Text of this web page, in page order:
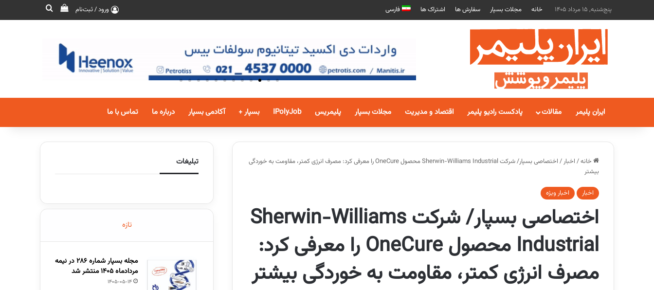
پنج‌شنبه, 15 مرداد 1405 خانه مجلات بسپار سفارش ها اشتراک ها فارسی ورود / ثبت‌نام
ایران پلیمر مقالات پادکست رادیو پلیمر اقتصاد و مدیریت مجلات بسپار پلیمریس IPolyJob بسپار + آکادمی بسپار درباره ما تماس با ما
خانه/ اخبار/
اختصاصی بسپار/ شرکت Sherwin-Williams Industrial محصول OneCure را معرفی کرد: مصرف انرژی کمتر، مقاومت به خوردگی
بیشتر
اخبار اخبار ویژه
اختصاصی بسپار/ شرکت Sherwin-Williams
Industrial محصول OneCure را معرفی کرد:
مصرف انرژی کمتر، مقاومت به خوردگی بیشتر
تبلیغات
تازه
مجله بسپار شماره 286 در نیمه
مردادماه 1405 منتشر شد
1405-05-14